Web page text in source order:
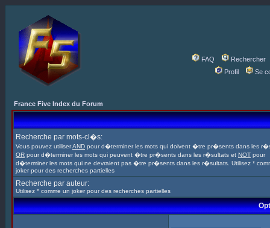
FAQ
Rechercher
Profil
Se
France Five Index du Forum
Recherche par mots-cl�s:
Vous pouvez utiliserAND pour d�terminer les mots qui doivent �tre pr�sents dans les
OR pour d�terminer les mots qui peuvent �tre pr�sents dans les r�sultats et NOT pour
d�terminer les mots qui ne devraient pas �tre pr�sents dans les r�sultats. Utilisez *
joker pour des recherches partielles
Recherche par auteur:
Utilisez * comme un joker pour des recherches partielles